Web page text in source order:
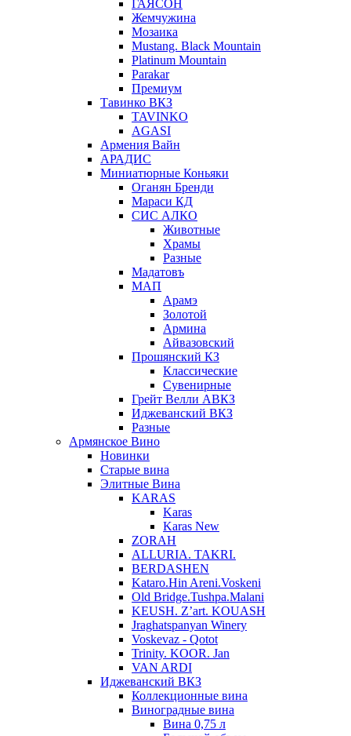
ГАЯСОН
Жемчужина
Мозаика
Mustang. Black Mountain
Platinum Mountain
Parakar
Премиум
Тавинко ВКЗ
TAVINKO
AGASI
Армения Вайн
АРАДИС
Миниатюрные Коньяки
Оганян Бренди
Мараси КД
СИС АЛКО
Животные
Храмы
Разные
Мадатовъ
МАП
Арамэ
Золотой
Армина
Айвазовский
Прошянский КЗ
Классические
Сувенирные
Грейт Велли АВКЗ
Иджеванский ВКЗ
Разные
Армянское Вино
Новинки
Старые вина
Элитные Вина
KARAS
Karas
Karas New
ZORAH
ALLURIA. TAKRI.
BERDASHEN
Kataro.Hin Areni.Voskeni
Old Bridge.Tushpa.Malani
KEUSH. Z’art. KOUASH
Jraghatspanyan Winery
Voskevaz - Qotot
Trinity. KOOR. Jan
VAN ARDI
Иджеванский ВКЗ
Коллекционные вина
Виноградные вина
Вина 0,75 л